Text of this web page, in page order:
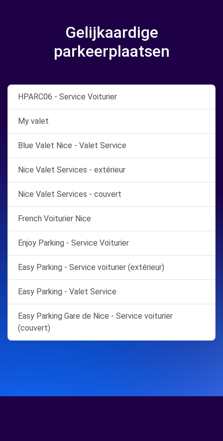
Gelijkaardige
parkeerplaatsen
HPARC06 - Service Voiturier
My valet
Blue Valet Nice - Valet Service
Nice Valet Services - extérieur
Nice Valet Services - couvert
French Voiturier Nice
Enjoy Parking - Service Voiturier
Easy Parking - Service voiturier (extérieur)
Easy Parking - Valet Service
Easy Parking Gare de Nice - Service voiturier
(couvert)